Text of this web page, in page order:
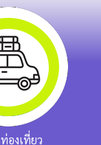
องเที่ยว